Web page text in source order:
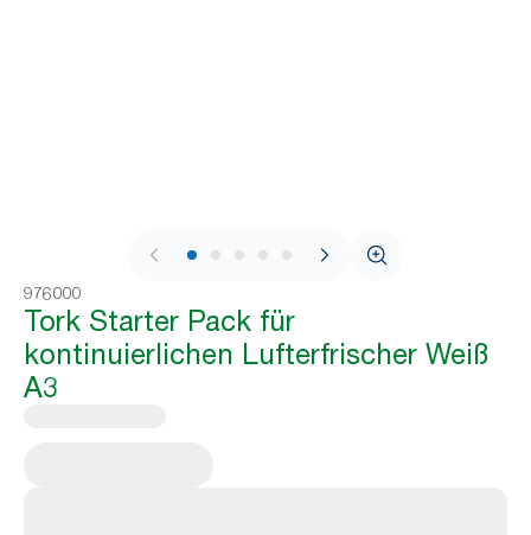
1 / 7
976000
Tork Starter Pack für
kontinuierlichen Lufterfrischer Weiß
A3